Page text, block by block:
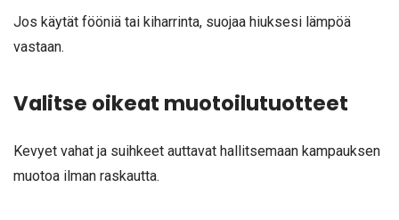
Jos käytät fööniä tai kiharrinta, suojaa hiuksesi lämpöä
vastaan.
Valitse oikeat muotoilutuotteet
Kevyet vahat ja suihkeet auttavat hallitsemaan kampauksen
muotoa ilman raskautta.